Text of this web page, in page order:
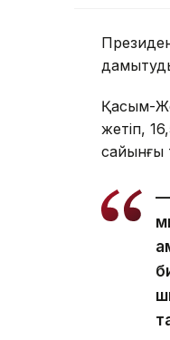
Қасым-
жетіп,
сайынғы
—